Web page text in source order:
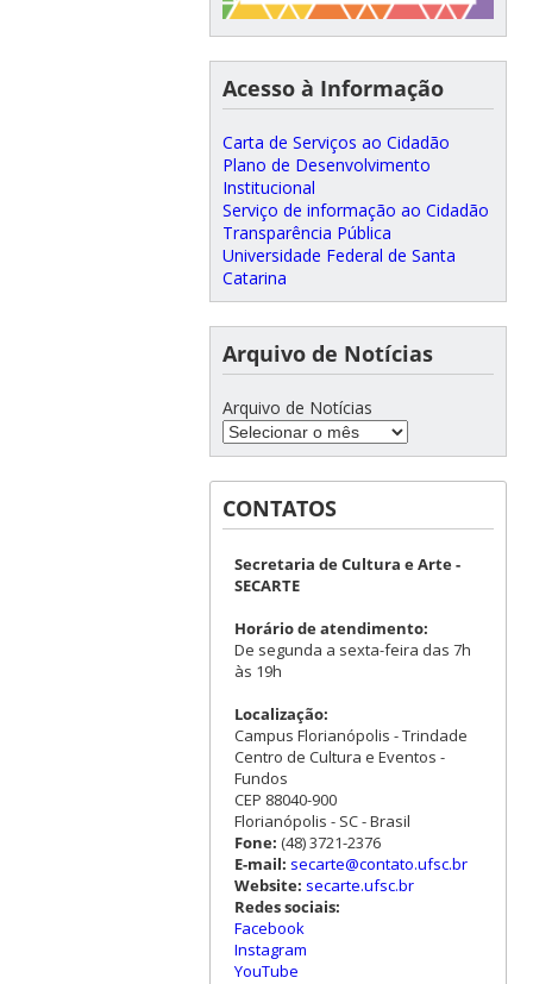
Acesso à Informação
Carta de Serviços ao Cidadão
Plano de Desenvolvimento
Institucional
Serviço de informação ao Cidadão
Transparência Pública
Universidade Federal de Santa
Catarina
Arquivo de Notícias
Arquivo de Notícias
CONTATOS
Secretaria de Cultura e Arte -
SECARTE
Horário de atendimento:
De segunda a sexta-feira das 7h
às 19h
Localização:
Campus Florianópolis - Trindade
Centro de Cultura e Eventos -
Fundos
CEP 88040-900
Florianópolis - SC - Brasil
Fone: (48) 3721-2376
E-mail: secarte@contato.ufsc.br
Website: secarte.ufsc.br
Redes sociais:
Facebook
Instagram
YouTube